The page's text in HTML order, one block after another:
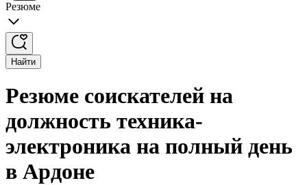
Резюме
Найти
Резюме соискателей на
должность техника-
электроника на полный день
в Ардоне